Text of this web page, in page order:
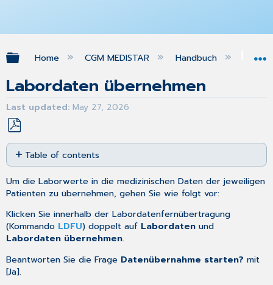
Expand/collapse global hierarchy
Home CGM MEDISTAR Handbuch
Labordaten übernehmen
Last updated May 27, 2026
Save
as
PDF
Table of contents
in
den
medizinischen
Daten
Übernahme
Leistungsziffern
Um die Laborwerte in die medizinischen Daten der jeweiligen
Patienten zu übernehmen, gehen Sie wie folgt vor:
Klicken Sie innerhalb derLabordatenfernübertragung
(Kommando LDFU) doppelt auf Labordaten und
Labordaten übernehmen.
Beantworten Sie die Frage Datenübernahme starten? mit
[Ja].